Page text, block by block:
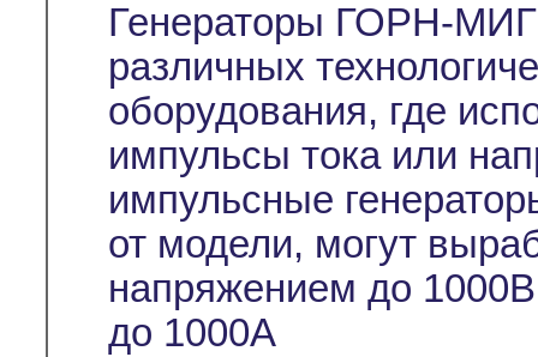
Генераторы ГОРН-
различных
оборудования, где
импульсы тока или
импульсные
от модели, могут
напряжением до
до 1000А